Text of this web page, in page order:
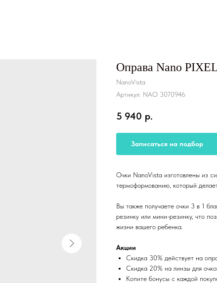
Оправа Nano
NanoVista
Артикул: NAO 3070946
5 940 р.
Записаться на подбор
Очки NanoVista изготовлены из
термоформованию, который
Вы также получаете очки 3 в 1
резинку или мини-резинку, что
жизни вашего ребенка.
Акции
Скидка 30% действует на
Скидка 20% на линзы для
Копите бонусы с каждой